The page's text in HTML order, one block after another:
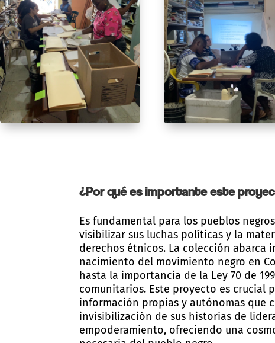
¿Por qué es importante este
Es fundamental para los pueblos
visibilizar sus luchas políticas y la
derechos étnicos. La colección abarca
nacimiento del movimiento negro en
hasta la importancia de la Ley 70 de
comunitarios. Este proyecto es crucial
información propias y autónomas que
invisibilización de sus historias de
empoderamiento, ofreciendo una